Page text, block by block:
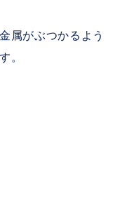
属がぶつかるよう
。